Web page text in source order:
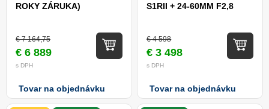
ROKY ZÁRUKA)
€ 7 164,75
€ 6 889
s DPH
Tovar na objednávku
S1RII + 24-60MM F2,8
€ 4 598
€ 3 498
s DPH
Tovar na objednávku